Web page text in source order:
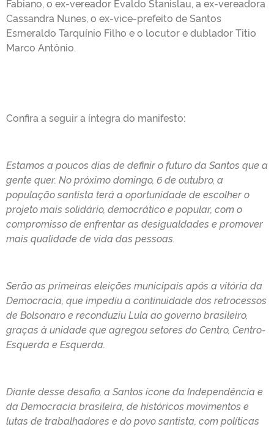
Fabiano, o ex-vereador Evaldo Stanislau, a ex-vereadora
Cassandra Nunes, o ex-vice-prefeito de Santos
Esmeraldo Tarquínio Filho e o locutor e dublador Titio
Marco Antônio.
Confira a seguir a íntegra do manifesto:
Estamos a poucos dias de definir o futuro da Santos que a
gente quer. No próximo domingo, 6 de outubro, a
população santista terá a oportunidade de escolher o
projeto mais solidário, democrático e popular, com o
compromisso de enfrentar as desigualdades e promover
mais qualidade de vida das pessoas.
Serão as primeiras eleições municipais após a vitória da
Democracia, que impediu a continuidade dos retrocessos
de Bolsonaro e reconduziu Lula ao governo brasileiro,
graças à unidade que agregou setores do Centro, Centro-
Esquerda e Esquerda.
Diante desse desafio, a Santos ícone da Independência e
da Democracia brasileira, de históricos movimentos e
lutas de trabalhadores e do povo santista, com políticas